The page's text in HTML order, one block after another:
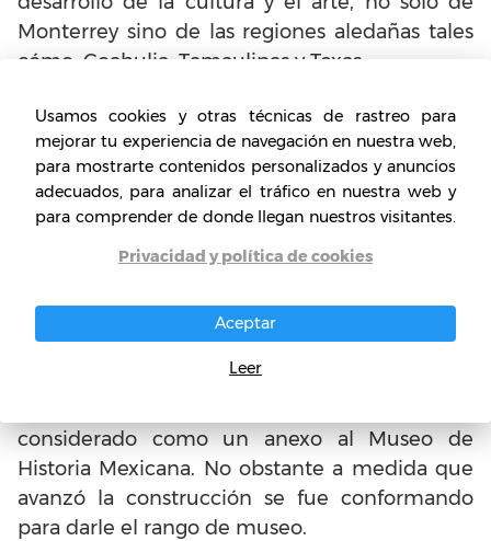
Monterrey sino de las regiones aledañas tales
cómo: Coahulia, Tamaulipas y Texas.
Las muestras están colocadas con una
secuencia en retrospectiva de las obras y
objetos de arte que va desde la actualidad
hasta tiempos antiguos. Así mismo, el recinto
artistas a nivel internacional. Igualmente, el
cada año el Forum Universal de las culturas de
considerado como un anexo al Museo de
Historia Mexicana. No obstante a medida que
avanzó la construcción se fue conformando
para darle el rango de museo.
Usamos cookies y otras técnicas de rastreo para
mejorar tu experiencia de navegación en nuestra web,
para mostrarte contenidos personalizados y anuncios
adecuados, para analizar el tráfico en nuestra web y
para comprender de donde llegan nuestros visitantes.
Privacidad y política de cookies
Aceptar
Leer